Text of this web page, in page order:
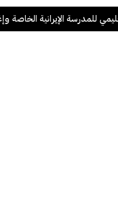
الإيرانية الخاصة وإغلاقها